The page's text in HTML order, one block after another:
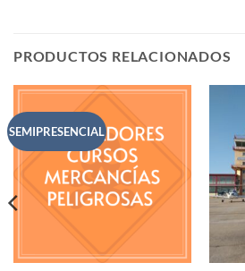
PRODUCTOS RELACIONADOS
SEMIPRESENCIAL